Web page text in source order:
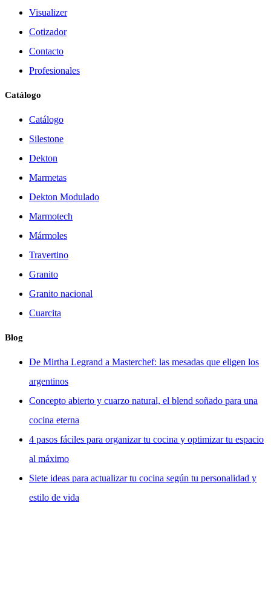
Visualizer
Cotizador
Contacto
Profesionales
Catálogo
Catálogo
Silestone
Dekton
Marmetas
Dekton Modulado
Marmotech
Mármoles
Travertino
Granito
Granito nacional
Cuarcita
Blog
De Mirtha Legrand a Masterchef: las mesadas que eligen los
argentinos
Concepto abierto y cuarzo natural, el blend soñado para una
cocina eterna
4 pasos fáciles para organizar tu cocina y optimizar tu espacio
al máximo
Siete ideas para actualizar tu cocina según tu personalidad y
estilo de vida